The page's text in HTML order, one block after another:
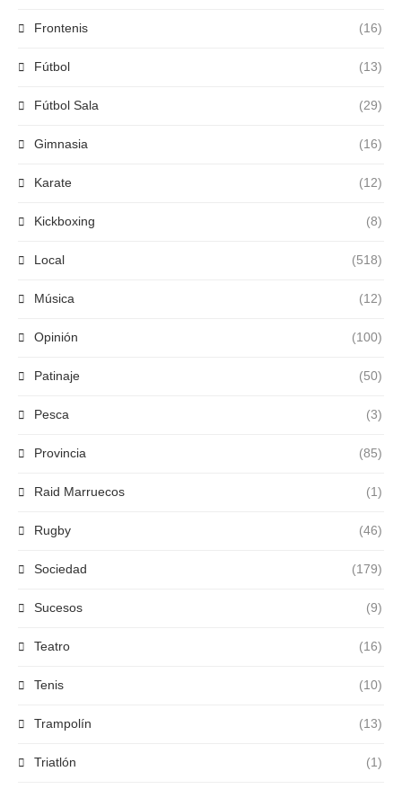
Frontenis (16)
Fútbol (13)
Fútbol Sala (29)
Gimnasia (16)
Karate (12)
Kickboxing (8)
Local (518)
Música (12)
Opinión (100)
Patinaje (50)
Pesca (3)
Provincia (85)
Raid Marruecos (1)
Rugby (46)
Sociedad (179)
Sucesos (9)
Teatro (16)
Tenis (10)
Trampolín (13)
Triatlón (1)